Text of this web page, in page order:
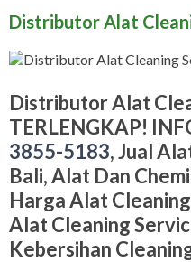
Distributor Alat
Distributor Alat
TERLENGKAP!
3855-5183, Jual
Bali, Alat Dan
Harga Alat
Alat Cleaning
Kebersihan